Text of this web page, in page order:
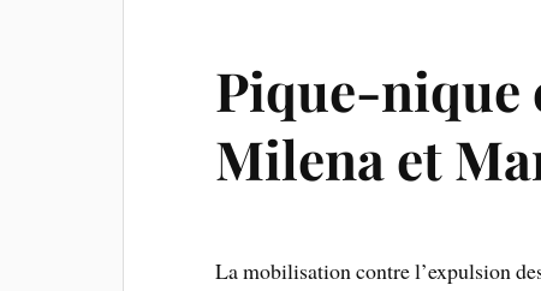
Pique-nique
Milena et
La mobilisation contre l’expulsion